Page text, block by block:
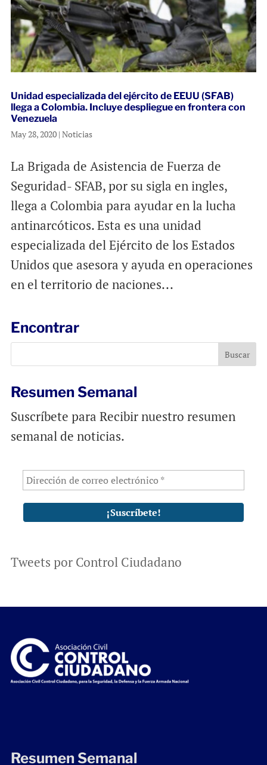
Unidad especializada del ejército de EEUU (SFAB)
llega a Colombia. Incluye despliegue en frontera con
Venezuela
May 28, 2020| Noticias
La Brigada de Asistencia de Fuerza de
Seguridad- SFAB, por su sigla en ingles,
llega a Colombia para ayudar en la lucha
antinarcóticos. Esta es una unidad
especializada del Ejército de los Estados
Unidos que asesora y ayuda en operaciones
en el territorio de naciones...
Encontrar
Resumen Semanal
Suscríbete para Recibir nuestro resumen
semanal de noticias.
Tweets por Control Ciudadano
Resumen Semanal